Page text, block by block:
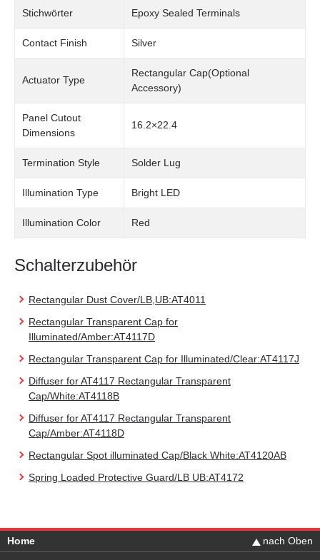
Stichwörter Epoxy Sealed Terminals
Contact Finish Silver
Actuator Type
Rectangular Cap(Optional
Accessory)
Panel Cutout
Dimensions
16.2×22.4
Termination Style Solder Lug
Illumination Type Bright LED
Illumination Color Red
Schalterzubehör
Rectangular Dust Cover/LB,UB:AT4011
Rectangular Transparent Cap for
Illuminated/Amber:AT4117D
Rectangular Transparent Cap for Illuminated/Clear:AT4117J
Diffuser for AT4117 Rectangular Transparent
Cap/White:AT4118B
Diffuser for AT4117 Rectangular Transparent
Cap/Amber:AT4118D
Rectangular Spot illuminated Cap/Black White:AT4120AB
Spring Loaded Protective Guard/LB UB:AT4172
Home nach Oben